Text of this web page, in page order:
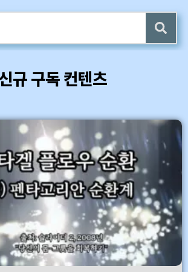
용 전자책 증정
Part 1 (4 ~6) 업데이트 (7/24)
바로가기
규 구독 컨텐츠